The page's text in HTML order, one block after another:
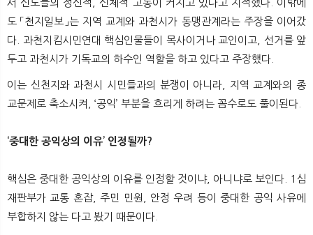
서 신도들의 정신적, 신체적 고통이 커지고 있다고 지적했다. 이밖에
도 「천지일보」는 지역 교계와 과천시가 동맹관계라는 주장을 이어갔
다. 과천지킴시민연대 핵심인물들이 목사이거나 교인이고, 선거를 앞
두고 과천시가 기독교의 하수인 역할을 하고 있다고 주장했다.
이는 신천지와 과천시 시민들과의 분쟁이 아니라, 지역 교계와의 종
교문제로 축소시켜, ‘공익’ 부분을 흐리게 하려는 꼼수로도 풀이된다.
‘중대한 공익상의 이유’ 인정될까?
핵심은 중대한 공익상의 이유를 인정할 것이냐, 아니냐로 보인다. 1심
재판부가 교통 혼잡, 주민 민원, 안정 우려 등이 중대한 공익 사유에
부합하지 않는 다고 봤기 때문이다.